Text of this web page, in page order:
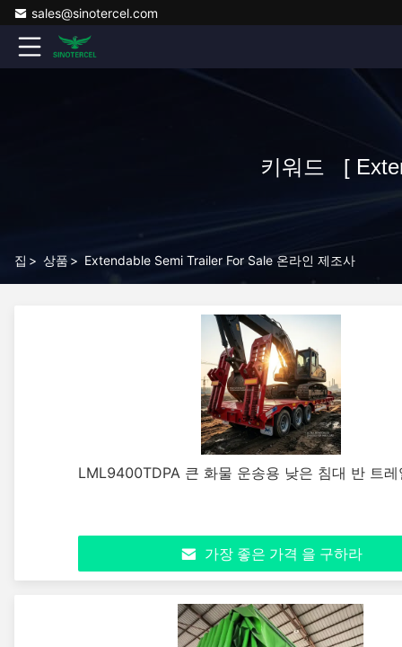
sales@sinotercel.com
키워드 [
집 > 상품 > Extendable Semi Trailer For Sale 온라인 제조사
LML9400TDPA 큰 화물 운송용 낮은 침대 반 트
가장 좋은 가격 을 구하라